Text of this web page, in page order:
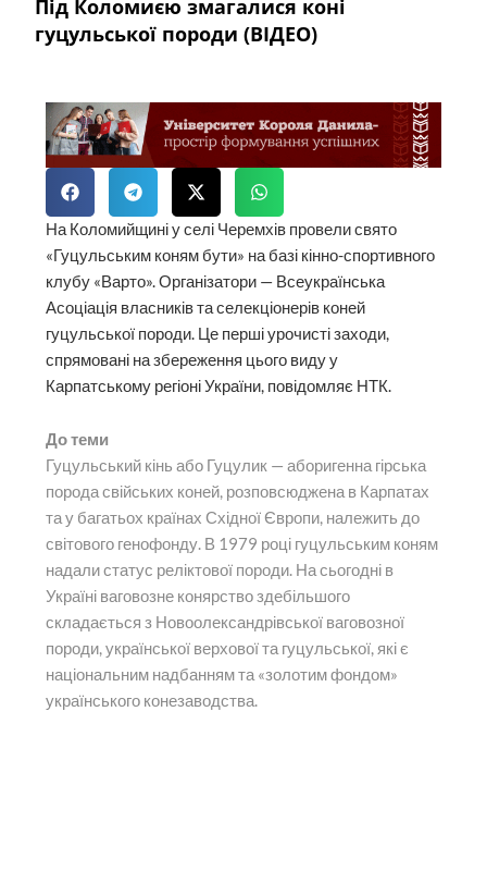
Під Коломиєю змагалися коні
гуцульської породи (ВІДЕО)
На Коломийщині у селі Черемхів провели свято
«Гуцульським коням бути» на базі кінно-спортивного
клубу «Варто». Організатори — Всеукраїнська
Асоціація власників та селекціонерів коней
гуцульської породи. Це перші урочисті заходи,
спрямовані на збереження цього виду у
Карпатському регіоні України, повідомляє НТК.
До теми
Гуцульський кінь або Гуцулик — аборигенна гірська
порода свійських коней, розповсюджена в Карпатах
та у багатьох країнах Східної Європи, належить до
світового генофонду. В 1979 році гуцульським коням
надали статус реліктової породи. На сьогодні в
Україні ваговозне конярство здебільшого
складається з Новоолександрівської ваговозної
породи, української верхової та гуцульської, які є
національним надбанням та «золотим фондом»
українського конезаводства.